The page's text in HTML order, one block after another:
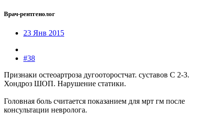
Врач-рентгенолог
23 Янв 2015
#38
Признаки остеоартроза дугооторостчат. суставов C 2-3.
Хондроз ШОП. Нарушение статики.
Головная боль считается показанием для мрт гм после
консультации невролога.